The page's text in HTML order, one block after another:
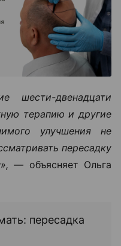
шести-двенадцати
терапию и другие
улучшения не
пересадку
— объясняет Ольга
пересадка